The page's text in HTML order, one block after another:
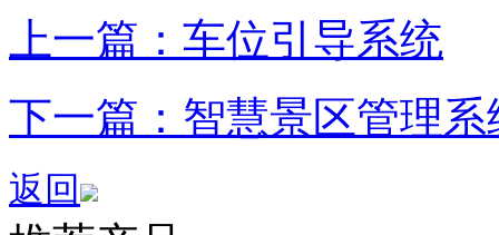
上一篇：车位引导系统
下一篇：智慧景区管理系
返回